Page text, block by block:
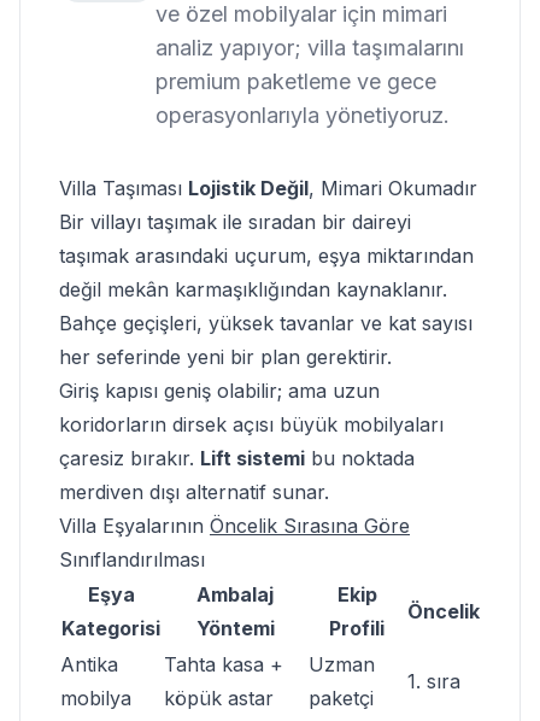
ve özel mobilyalar için mimari
analiz yapıyor; villa taşımalarını
premium paketleme ve gece
operasyonlarıyla yönetiyoruz.
Villa Taşıması Lojistik Değil, Mimari Okumadır
Bir villayı taşımak ile sıradan bir daireyi
taşımak arasındaki uçurum, eşya miktarından
değil mekân karmaşıklığından kaynaklanır.
Bahçe geçişleri, yüksek tavanlar ve kat sayısı
her seferinde yeni bir plan gerektirir.
Giriş kapısı geniş olabilir; ama uzun
koridorların dirsek açısı büyük mobilyaları
çaresiz bırakır. Lift sistemi bu noktada
merdiven dışı alternatif sunar.
Villa Eşyalarının Öncelik Sırasına Göre
Sınıflandırılması
Eşya
Kategorisi
Ambalaj
Yöntemi
Ekip
Profili
Öncelik
Antika
mobilya
Tahta kasa +
köpük astar
Uzman
paketçi
1. sıra